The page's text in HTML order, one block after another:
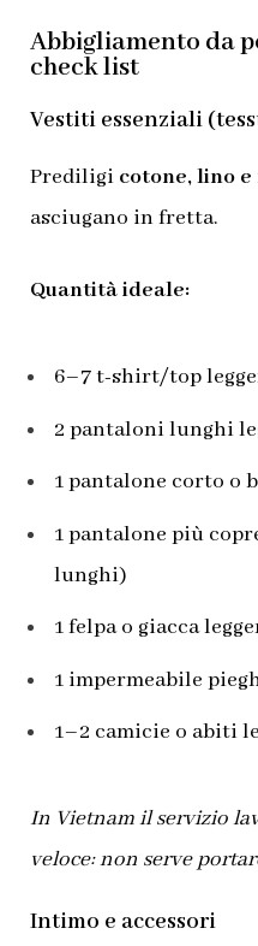
Abbigliamento da
check list
Vestiti essenziali
Prediligi cotone, lino
asciugano in fretta.
Quantità ideale:
6–7 t-shirt/top
2 pantaloni lunghi
1 pantalone corto o
1 pantalone più
lunghi)
1 felpa o giacca
1 impermeabile
1–2 camicie o abiti
In Vietnam il servizio
veloce: non serve
Intimo e accessori